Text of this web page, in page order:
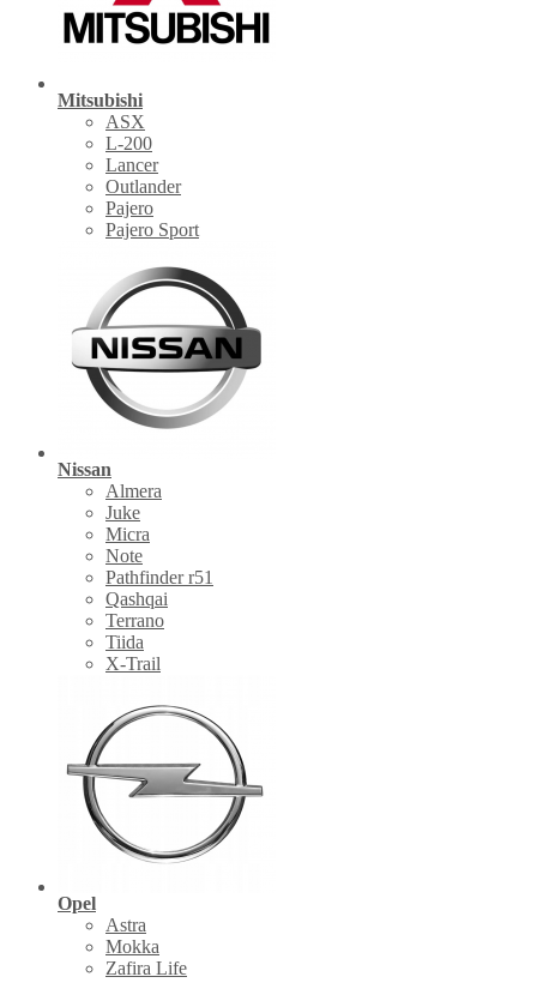
Mitsubishi
ASX
L-200
Lancer
Outlander
Pajero
Pajero Sport
Nissan
Almera
Juke
Micra
Note
Pathfinder r51
Qashqai
Terrano
Tiida
X-Trail
Opel
Astra
Mokka
Zafira Life